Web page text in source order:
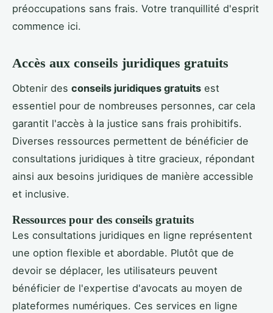
préoccupations sans frais. Votre tranquillité d'esprit
commence ici.
Accès aux conseils juridiques gratuits
Obtenir des conseils juridiques gratuits est
essentiel pour de nombreuses personnes, car cela
garantit l'accès à la justice sans frais prohibitifs.
Diverses ressources permettent de bénéficier de
consultations juridiques à titre gracieux, répondant
ainsi aux besoins juridiques de manière accessible
et inclusive.
Ressources pour des conseils gratuits
Les consultations juridiques en ligne représentent
une option flexible et abordable. Plutôt que de
devoir se déplacer, les utilisateurs peuvent
bénéficier de l'expertise d'avocats au moyen de
plateformes numériques. Ces services en ligne